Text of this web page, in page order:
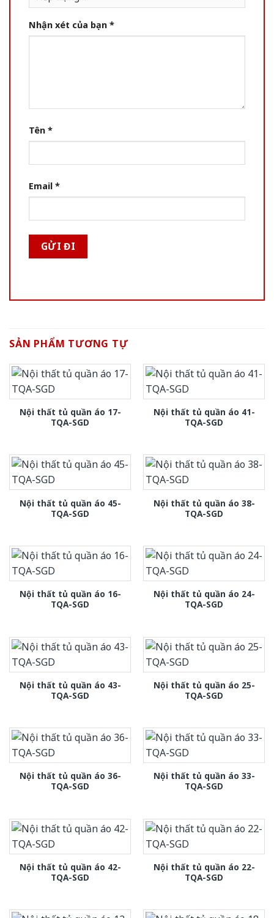
Nhận xét của bạn *
Tên *
Email *
SẢN PHẨM TƯƠNG TỰ
Nội thất tủ quần áo 17-
TQA-SGD
Nội thất tủ quần áo 41-
TQA-SGD
Nội thất tủ quần áo 45-
TQA-SGD
Nội thất tủ quần áo 38-
TQA-SGD
Nội thất tủ quần áo 16-
TQA-SGD
Nội thất tủ quần áo 24-
TQA-SGD
Nội thất tủ quần áo 43-
TQA-SGD
Nội thất tủ quần áo 25-
TQA-SGD
Nội thất tủ quần áo 36-
TQA-SGD
Nội thất tủ quần áo 33-
TQA-SGD
Nội thất tủ quần áo 42-
TQA-SGD
Nội thất tủ quần áo 22-
TQA-SGD